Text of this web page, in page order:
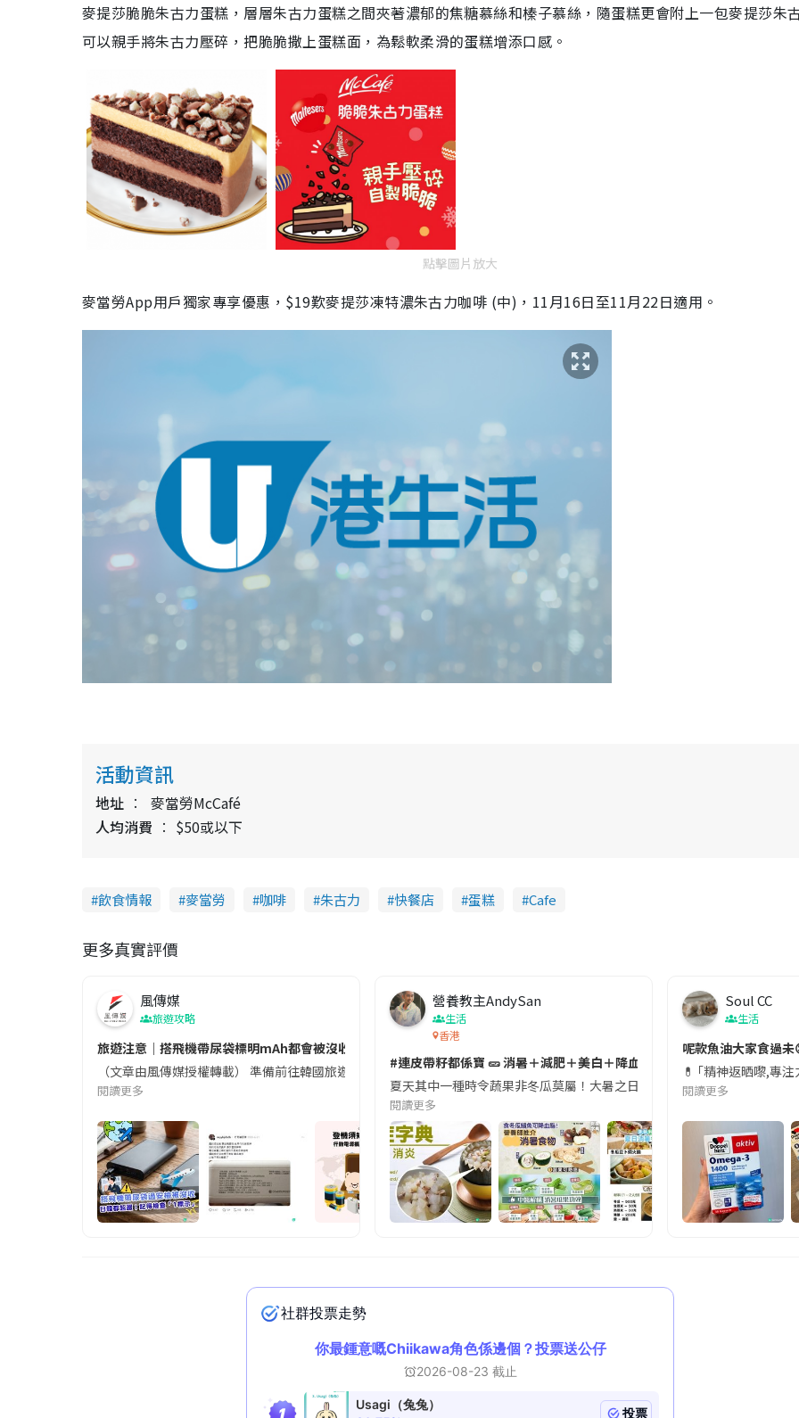
麥提莎脆脆朱古力蛋糕，層層朱古力蛋糕之間夾著濃郁的焦糖慕絲和榛子慕絲，隨蛋糕更會附上一包麥提莎朱
可以親手將朱古力壓碎，把脆脆撒上蛋糕面，為鬆軟柔滑的蛋糕增添口感。
點擊圖片放大
麥當勞App用戶獨家專享優惠，$19歎麥提莎凍特濃朱古力咖啡 (中)，11月16日至11月22日適用。
活動資訊
地址
麥當勞McCafé
人均消費
$50或以下
飲食情報 麥當勞 咖啡 朱古力 快餐店 蛋糕 Cafe
更多真實評價
風傳媒
旅遊攻略
旅遊注意｜搭飛機帶尿袋標明mAh都會被沒收😱出發前切記檢查「1標示」🚨
（文章由風傳媒授權轉載） 準備前往韓國旅遊的民眾，近期要特別留意隨身行李中的行動電源。一名旅客日前在機場安檢
閱讀更多
營養教主AndySan
生活
香港
#連皮帶籽都係寶 🥒 消暑＋減肥＋美白＋降血脂
夏天其中一種時令蔬果非冬瓜莫屬！大暑之日，點都要飲碗冬瓜湯消暑
閱讀更多
Soul CC
生活
呢款魚油大家食過未
💊 ｢精神返晒嚟,專
閱讀更多